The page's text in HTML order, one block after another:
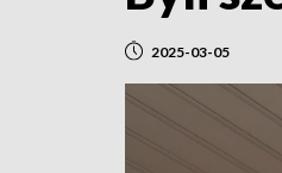
2025-03-05